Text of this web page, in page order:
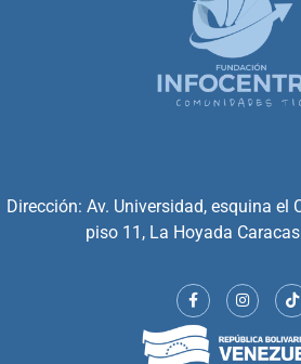
Dirección: Av. Universidad, esquina el
piso 11, La Hoyada